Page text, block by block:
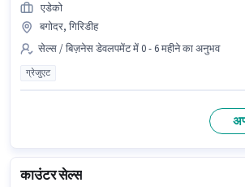
एडेको
बगोदर, गिरिडीह
सेल्स / बिज़नेस डेवलपमेंट में 0 - 6 महीने का अनुभव
ग्रेजुएट
काउंटर सेल्स